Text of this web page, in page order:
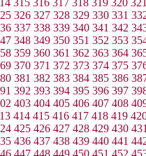
326 327 328 329 330 331
337 338 339 340 341 342
348 349 350 351 352 353
359 360 361 362 363 364
370 371 372 373 374 375
381 382 383 384 385 386
392 393 394 395 396 397
403 404 405 406 407 408
414 415 416 417 418 419
425 426 427 428 429 430
436 437 438 439 440 441
447 448 449 450 451 452